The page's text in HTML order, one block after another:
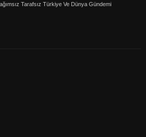
Tarafsız Türkiye Ve Dünya Gündemi